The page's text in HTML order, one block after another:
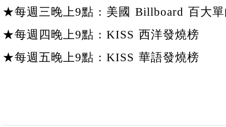
★每週三晚上9點 : 美國 Billboard 百大
★每週四晚上9點 : KISS 西洋發燒榜
★每週五晚上9點 : KISS 華語發燒榜